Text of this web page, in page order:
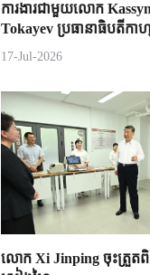
ការងារជាមួយ​លោក
Tokayev ​ប្រធានាធិបតី​កាហ្
17-Jul-2026
លោក Xi Jinping ចុះត្រួតពិ